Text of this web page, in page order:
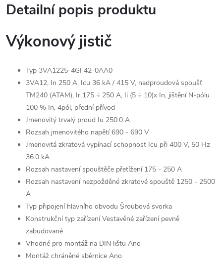
Detailní popis produktu
Výkonový jistič
Typ 3VA1225-4GF42-0AA0
3VA12, In 250 A, Icu 36 kA / 415 V, nadproudová spoušť
TM240 (ATAM), Ir 175 ÷ 250 A, Ii (5 ÷ 10)x In, jištění N-pólu
100 % In, 4pól, přední přívod
Jmenovitý trvalý proud Iu 250.0 A
Rozsah jmenovitého napětí 690 - 690 V
Jmenovitá zkratová vypínací schopnost Icu při 400 V, 50 Hz
36.0 kA
Rozsah nastavení spouštěče přetížení 175 - 250 A
Rozsah nastavení nezpožděné zkratové spouště 1250 - 2500
A
Typ připojení hlavního obvodu Šroubová svorka
Konstrukční typ zařízení Vestavěné zařízení pevně
zabudované
Vhodné pro montáž na DIN lištu Ano
Montáž chráněné sběrnice Ano